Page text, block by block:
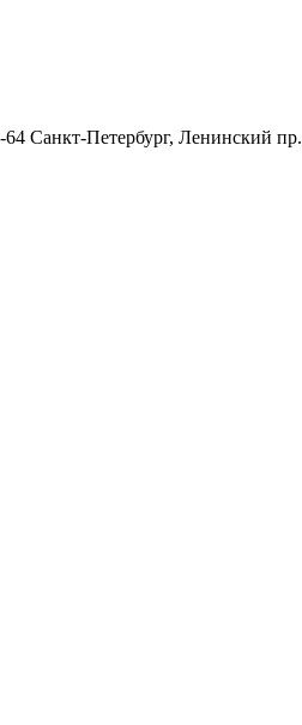
Санкт-Петербург, Ленинский